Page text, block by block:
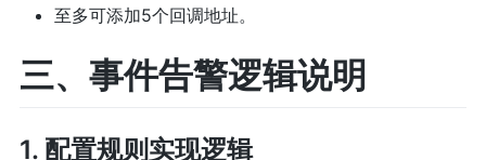
至多可添加5个回调地址。
三、事件告警逻辑说明
1. 配置规则实现逻辑